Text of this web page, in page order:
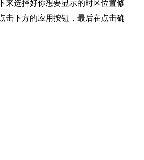
来选择好你想要显示的时区位置修
击下方的应用按钮，最后在点击确